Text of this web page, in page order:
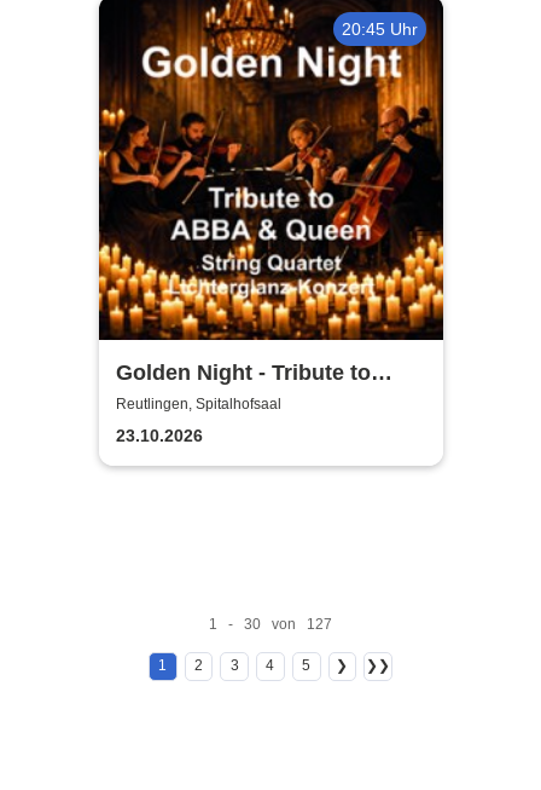
20:45 Uhr
Golden Night - Tribute to
ABBA und Queen - String
Quartet im Lichterglanz
Reutlingen, Spitalhofsaal
23.10.2026
1 - 30 von 127
1 2 3 4 5 ❯ ❯❯